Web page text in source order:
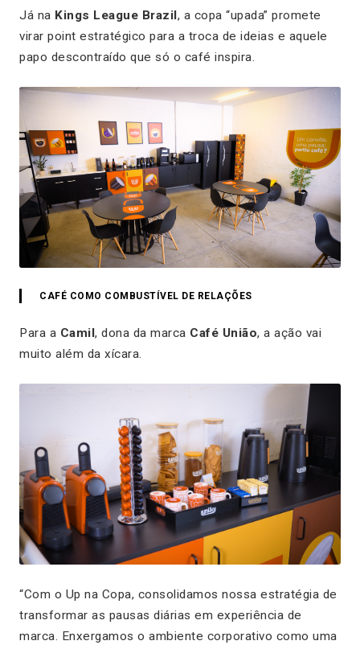
Já na Kings League Brazil, a copa “upada” promete
virar point estratégico para a troca de ideias e aquele
papo descontraído que só o café inspira.
CAFÉ COMO COMBUSTÍVEL DE RELAÇÕES
Para a Camil, dona da marca Café União, a ação vai
muito além da xícara.
“Com o Up na Copa, consolidamos nossa estratégia de
transformar as pausas diárias em experiência de
marca. Enxergamos o ambiente corporativo como uma